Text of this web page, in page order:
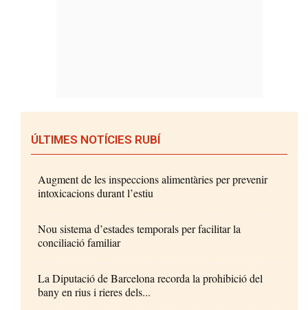
ÚLTIMES NOTÍCIES RUBÍ
Augment de les inspeccions alimentàries per prevenir
intoxicacions durant l’estiu
Nou sistema d’estades temporals per facilitar la
conciliació familiar
La Diputació de Barcelona recorda la prohibició del
bany en rius i rieres dels...